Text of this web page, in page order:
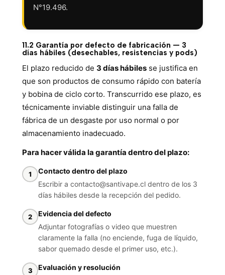
N°19.496.
11.2 Garantía por defecto de fabricación — 3
días hábiles (desechables, resistencias y pods)
El plazo reducido de 3 días hábiles se justifica en
que son productos de consumo rápido con batería
y bobina de ciclo corto. Transcurrido ese plazo, es
técnicamente inviable distinguir una falla de
fábrica de un desgaste por uso normal o por
almacenamiento inadecuado.
Para hacer válida la garantía dentro del plazo:
Contacto dentro del plazo
Escribir a contacto@santivape.cl dentro de los 3
días hábiles desde la recepción del pedido.
Evidencia del defecto
Adjuntar fotografías o video que muestren
claramente la falla (no enciende, fuga de líquido,
sabor quemado desde el primer uso, etc.).
Evaluación y resolución